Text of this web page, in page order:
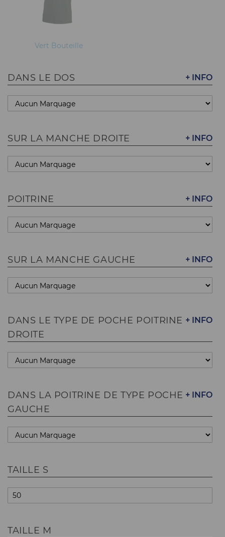
Vert Bouteille
+ INFO
DANS LE DOS
+ INFO
SUR LA MANCHE DROITE
+ INFO
POITRINE
+ INFO
SUR LA MANCHE GAUCHE
+ INFO
DANS LE TYPE DE POCHE POITRINE
DROITE
+ INFO
DANS LA POITRINE DE TYPE POCHE
GAUCHE
TAILLE S
TAILLE M